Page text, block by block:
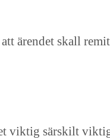
ärendet skall
viktig särskilt